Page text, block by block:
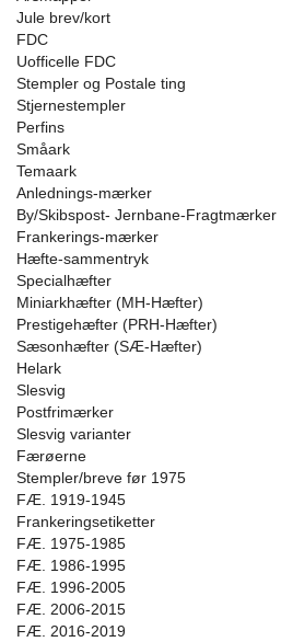
Jule brev/kort
FDC
Uofficelle FDC
Stempler og Postale ting
Stjernestempler
Perfins
Småark
Temaark
Anlednings-mærker
By/Skibspost- Jernbane-Fragtmærker
Frankerings-mærker
Hæfte-sammentryk
Specialhæfter
Miniarkhæfter (MH-Hæfter)
Prestigehæfter (PRH-Hæfter)
Sæsonhæfter (SÆ-Hæfter)
Helark
Slesvig
Postfrimærker
Slesvig varianter
Færøerne
Stempler/breve før 1975
FÆ. 1919-1945
Frankeringsetiketter
FÆ. 1975-1985
FÆ. 1986-1995
FÆ. 1996-2005
FÆ. 2006-2015
FÆ. 2016-2019